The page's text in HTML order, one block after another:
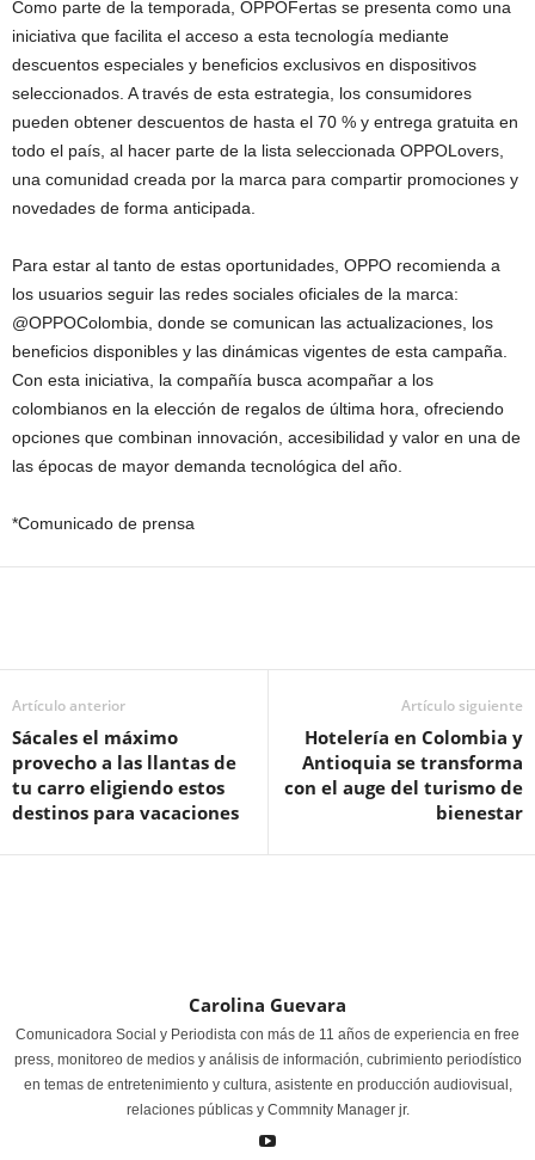
Como parte de la temporada, OPPOFertas se presenta como una
iniciativa que facilita el acceso a esta tecnología mediante
descuentos especiales y beneficios exclusivos en dispositivos
seleccionados. A través de esta estrategia, los consumidores
pueden obtener descuentos de hasta el 70 % y entrega gratuita en
todo el país, al hacer parte de la lista seleccionada OPPOLovers,
una comunidad creada por la marca para compartir promociones y
novedades de forma anticipada.
Para estar al tanto de estas oportunidades, OPPO recomienda a
los usuarios seguir las redes sociales oficiales de la marca:
@OPPOColombia, donde se comunican las actualizaciones, los
beneficios disponibles y las dinámicas vigentes de esta campaña.
Con esta iniciativa, la compañía busca acompañar a los
colombianos en la elección de regalos de última hora, ofreciendo
opciones que combinan innovación, accesibilidad y valor en una de
las épocas de mayor demanda tecnológica del año.
*Comunicado de prensa
Artículo anterior
Sácales el máximo
provecho a las llantas de
tu carro eligiendo estos
destinos para vacaciones
Artículo siguiente
Hotelería en Colombia y
Antioquia se transforma
con el auge del turismo de
bienestar
Carolina Guevara
Comunicadora Social y Periodista con más de 11 años de experiencia en free
press, monitoreo de medios y análisis de información, cubrimiento periodístico
en temas de entretenimiento y cultura, asistente en producción audiovisual,
relaciones públicas y Commnity Manager jr.